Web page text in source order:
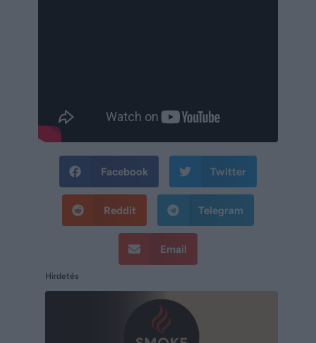
Facebook Twitter
Reddit Telegram
Email
Hirdetés